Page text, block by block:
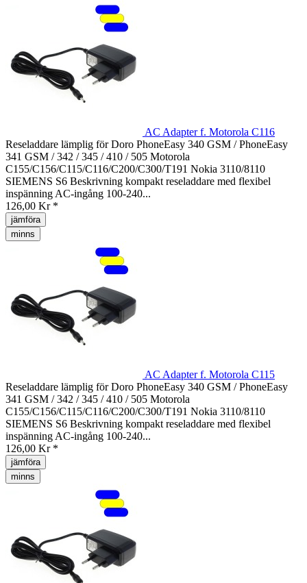
AC Adapter f. Motorola C116
Reseladdare lämplig för Doro PhoneEasy 340 GSM / PhoneEasy
341 GSM / 342 / 345 / 410 / 505 Motorola
C155/C156/C115/C116/C200/C300/T191 Nokia 3110/8110
SIEMENS S6 Beskrivning kompakt reseladdare med flexibel
inspänning AC-ingång 100-240...
126,00 Kr *
jämföra
minns
AC Adapter f. Motorola C115
Reseladdare lämplig för Doro PhoneEasy 340 GSM / PhoneEasy
341 GSM / 342 / 345 / 410 / 505 Motorola
C155/C156/C115/C116/C200/C300/T191 Nokia 3110/8110
SIEMENS S6 Beskrivning kompakt reseladdare med flexibel
inspänning AC-ingång 100-240...
126,00 Kr *
jämföra
minns